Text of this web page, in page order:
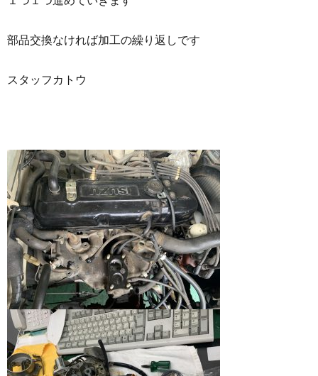
部品交換なければ加工の繰り返しです
スタッフカトウ